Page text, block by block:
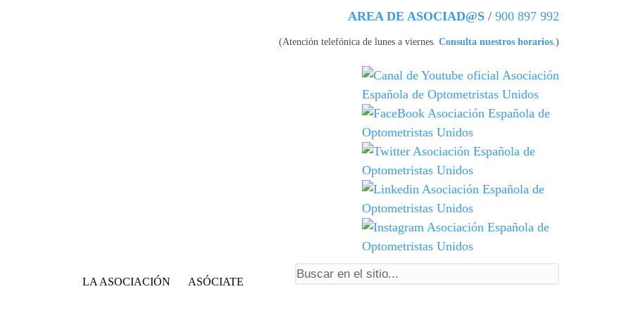
AREA DE ASOCIAD@S / 900 897 992
(Atención telefónica de lunes a viernes. Consulta nuestros horarios.)
LA ASOCIACIÓN ASÓCIATE